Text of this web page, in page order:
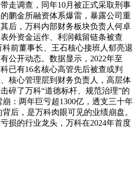
走调查，同年10月被正式采取刑事
鹏金所融资体系爆雷，暴露公司重
后，万科内部财务板块负责人何卓
外资金运作、利润截留链条被查
科前董事长、王石核心接班人郁亮退
公开动态。数据显示，2022年至
已有16名核心高管先后被查或判
核心管理层到财务负责人，高层体
碎了万科“道德标杆、规范治理”的
：两年巨亏超1300亿，透支三十年
后，是万科肉眼可见的业绩崩盘。
损的行业龙头，万科在2024年首度